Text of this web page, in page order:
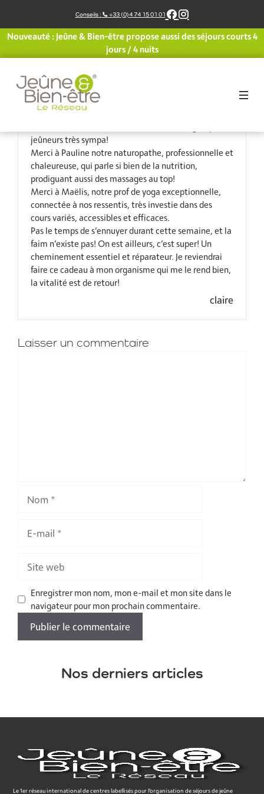
contenu
Conseils : +33 (0)4 74 15 01 01
Nouveauté : Jeûne & Bien-être propose aussi des séjours courts 4
jours / 4 nuits
Un besoin vital de refaire une semaine de jeûne, cette
cure détox de l’organisme et du mental. L’équipe est
très humaine, à l’écoute de chacun d’entre nous.
Merci à Thierry, notre hôte bienveillant, son gîte est
très accueillant, confortable et en pleine nature.
Sauna, jacuzzi, piscine chauffée, belles balades, que
jeûneurs très sympa!
Merci à Pauline notre naturopathe, professionnelle et
chaleureuse, qui parle si bien de la nutrition,
prodiguant aussi des massages au top!
Merci à Maëlis, notre prof de yoga exceptionnelle,
connectée à nos ressentis, très investie dans des
cours variés, accessibles et efficaces.
Pas le temps de s’ennuyer durant cette semaine, et la
faim n’existe pas! On est ailleurs, c’est super! Un
cheminement essentiel et réparateur. Je reviendrai
faire ce cadeau à mon organisme qui me le rend bien,
la vitalité est de retour!
claire
Laisser un commentaire
mail
web
Enregistrer mon nom, mon e-mail et mon site dans le
navigateur pour mon prochain commentaire.
Nos derniers articles
Le 1er réseau international de centres labellisés pour l’organisation de séjours de jeûne